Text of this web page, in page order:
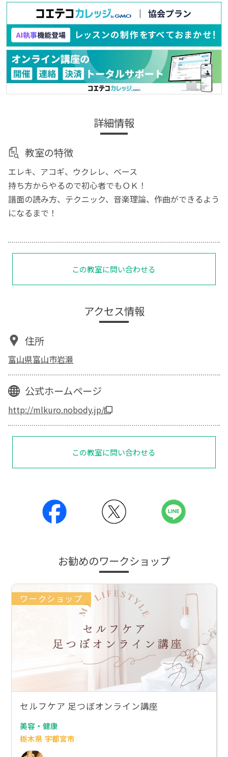
詳細情報
教室の特徴
エレキ、アコギ、ウクレレ、ベース
持ち方からやるので初心者でもＯＫ！
譜面の読み方、テクニック、音楽理論、作曲ができるよう
になるまで！
この教室に問い合わせる
アクセス情報
住所
富山県富山市岩瀬
公式ホームページ
http://mlkuro.nobody.jp/
この教室に問い合わせる
お勧めのワークショップ
ワークショップ
セルフケア 足つぼオンライン講座
美容・健康
栃木県 宇都宮市